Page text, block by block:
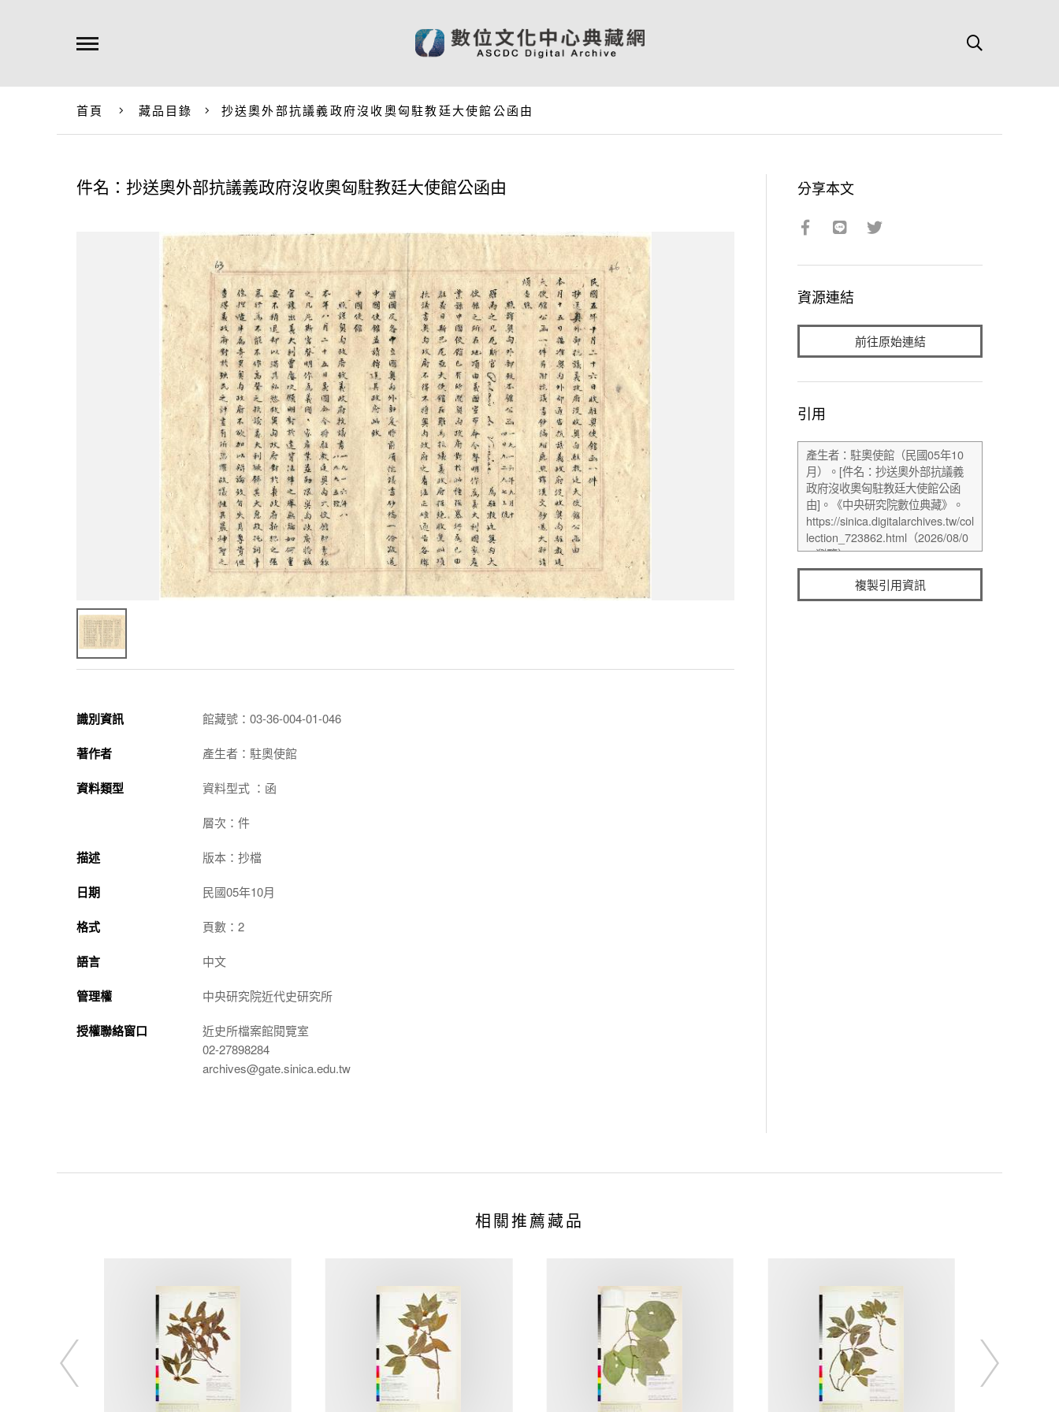
首頁 藏品目錄 抄送奧外部抗議義政府沒收奧匈駐教廷大使館公函由
件名：抄送奧外部抗議義政府沒收奧匈駐教廷大使館公函由
識別資訊 館藏號：03-36-004-01-046
著作者 產生者：駐奧使館
資料類型 資料型式 ：函
層次：件
描述 版本：抄檔
日期 民國05年10月
格式 頁數：2
語言 中文
管理權 中央研究院近代史研究所
授權聯絡窗口
近史所檔案館閱覽室
02-27898284
archives@gate.sinica.edu.tw
分享本文
資源連結
前往原始連結
引用
複製引用資訊
相關推薦藏品